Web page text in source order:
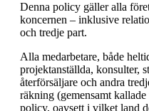
Denna policy gäller alla
koncernen – inklusive
och tredje part.
Alla medarbetare, både
projektanställda, konsulter,
återförsäljare och andra
räkning (gemensamt kallade
policy, oavsett i vilket land